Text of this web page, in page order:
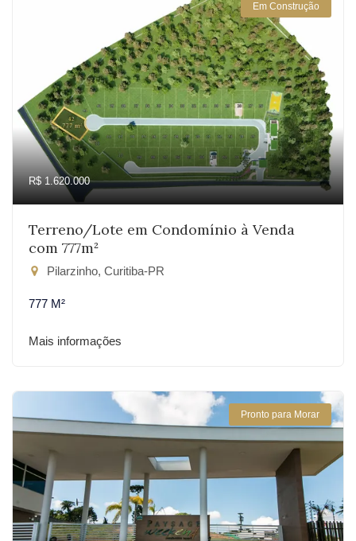
Em Construção
R$ 1.620.000
Terreno/Lote em Condomínio à Venda
com 777m²
Pilarzinho, Curitiba-PR
777 M²
Mais informações
Pronto para Morar